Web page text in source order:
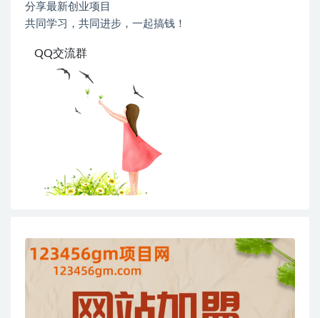
分享最新创业项目
共同学习，共同进步，一起搞钱！
QQ交流群